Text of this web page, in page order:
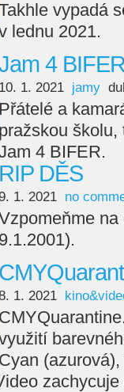
vypadá
lednu 2021.
4
10. 1. 2021 jamy
Přátelé a
pražskou
4 BIFER.
RIP DĚS
1. 2021 no
9.1.2001).
1. 2021
Cyan